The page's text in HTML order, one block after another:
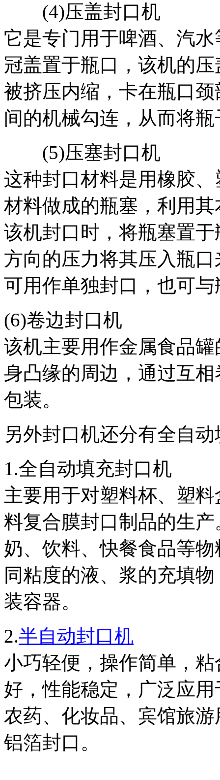
(4)压盖封口机
它是专门用于啤酒、汽
冠盖置于瓶口，该机的
被挤压内缩，卡在瓶口
间的机械勾连，从而将
(5)压塞封口机
这种封口材料是用橡胶
材料做成的瓶塞，利用
该机封口时，将瓶塞置
方向的压力将其压入瓶
可用作单独封口，也可
(6)卷边封口机
该机主要用作金属食品
身凸缘的周边，通过互
包装。
另外封口机还分有全自
1.全自动填充封口机
主要用于对塑料杯、塑
料复合膜封口制品的生
奶、饮料、快餐食品等
同粘度的液、浆的充填
装容器。
2.半自动封口机
小巧轻便，操作简单，
好，性能稳定，广泛应
农药、化妆品、宾馆旅
铝箔封口。